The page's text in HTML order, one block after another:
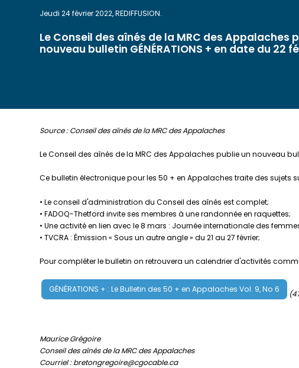
Jeudi 24 février 2022, REDIFFUSION.
Le Conseil des aînés de la MRC des Appalaches
nouveau bulletin GÉNÉRATIONS + en date du 22
Source : Conseil des aînés de la MRC des Appalaches
Le Conseil des aînés de la MRC des Appalaches publie un nouveau
Ce bulletin électronique pour les 50 + en Appalaches traite des sujets
• Le conseil d'administration du Conseil des aînés est complet;
• FADOQ-Thetford invite ses membres à une randonnée en raquettes;
• Une activité en lien avec le 8 mars : Journée internationale des
• TVCRA : Émission « Sous un autre angle » du 21 au 27 février;
Pour compléter le bulletin on retrouvera un calendrier d'activités
GÉNÉRATIONS + : Le Bulletin des 50 + en Appalaches Vol. 9, No 6
Maurice Grégoire
Conseil des aînés de la MRC des Appalaches
Courriel : bretongregoire@cgocable.ca